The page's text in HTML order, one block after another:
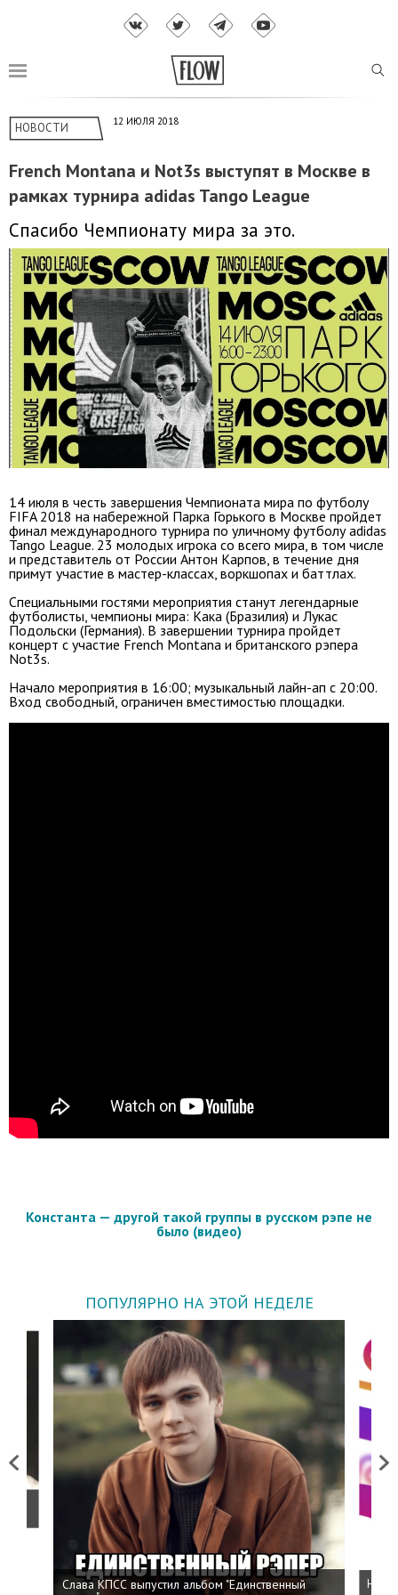
НОВОСТИ 12 ИЮЛЯ 2018
French Montana и Not3s выступят в Москве в
рамках турнира adidas Tango League
Спасибо Чемпионату мира за это.
14 июля в честь завершения Чемпионата мира по футболу
FIFA 2018 на набережной Парка Горького в Москве пройдет
финал международного турнира по уличному футболу adidas
Tango League. 23 молодых игрока со всего мира, в том числе
и представитель от России Антон Карпов, в течение дня
примут участие в мастер-классах, воркшопах и баттлах.
Специальными гостями мероприятия станут легендарные
футболисты, чемпионы мира: Кака (Бразилия) и Лукас
Подольски (Германия). В завершении турнира пройдет
концерт с участие French Montana и британского рэпера
Not3s.
Начало мероприятия в 16:00; музыкальный лайн-ап с 20:00.
Вход свободный, ограничен вместимостью площадки.
Константа — другой такой группы в русском рэпе не
было (видео)
ПОПУЛЯРНО НА ЭТОЙ НЕДЕЛЕ
Previous
Слава КПСС выпустил альбом "Единственный
Next